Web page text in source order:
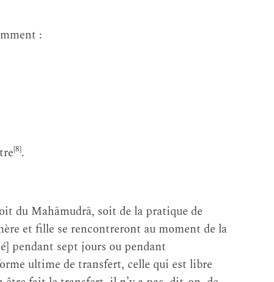
:
[8].
du Mahāmudrā, soit de la pratique de
et fille se rencontreront au moment de la
pendant sept jours ou pendant
ultime de transfert, celle qui est libre